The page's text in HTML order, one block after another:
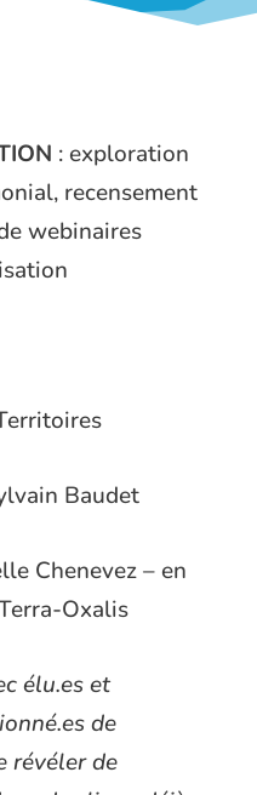
: exploration
recensement
webinaires
Baudet
Chenevez – en
Oxalis
élu.es et
de
révéler de